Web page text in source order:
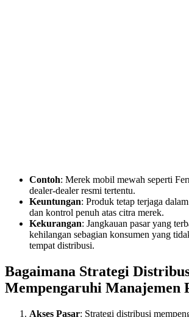
Contoh: Merek mobil mewah seperti
dealer-dealer resmi tertentu.
Keuntungan: Produk tetap terjaga
dan kontrol penuh atas citra merek.
Kekurangan: Jangkauan pasar yang
kehilangan sebagian konsumen yang
tempat distribusi.
Bagaimana Strategi
Mempengaruhi Manajemen
Akses Pasar: Strategi distribusi